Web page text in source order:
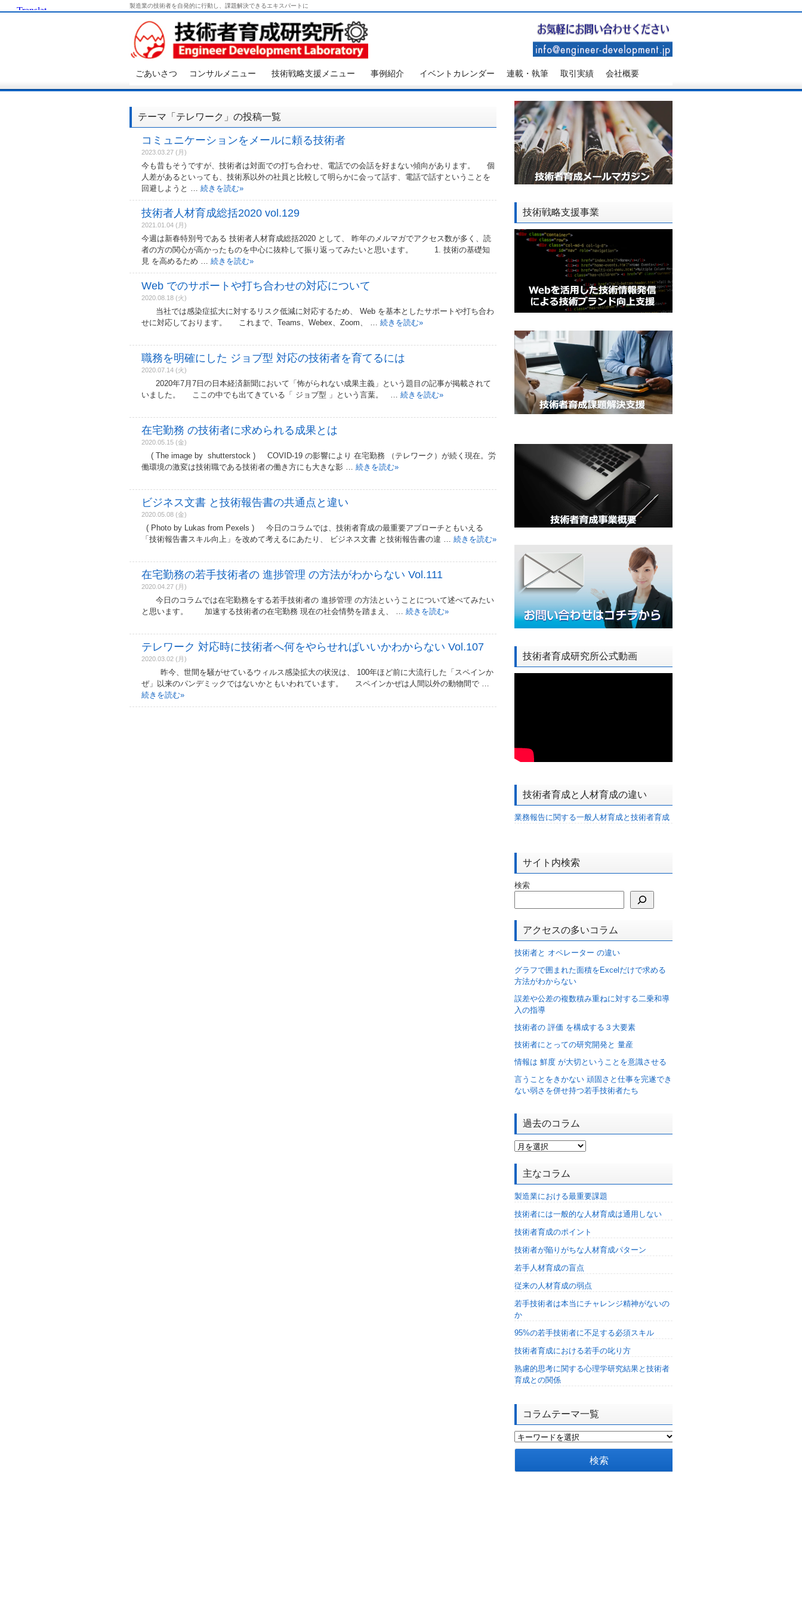
製造業の技術者を自発的に行動し、課題解決できるエキスパートに
ごあいさつ コンサルメニュー 技術戦略支援メニュー 事例紹介 イベントカレンダー 連載・執筆 取引実績 会社概要
テーマ「テレワーク」の投稿一覧
コミュニケーションをメールに頼る技術者
2023.03.27 (月)
今も昔もそうですが、技術者は対面での打ち合わせ、電話での会話を好まない傾向があります。 個
人差があるといっても、技術系以外の社員と比較して明らかに会って話す、電話で話すということを
回避しようと … 続きを読む»
技術者人材育成総括2020 vol.129
2021.01.04 (月)
今週は新春特別号である 技術者人材育成総括2020 として、 昨年のメルマガでアクセス数が多く、読
者の方の関心が高かったものを中心に抜粋して振り返ってみたいと思います。 1. 技術の基礎知
見 を高めるため … 続きを読む»
Web でのサポートや打ち合わせの対応について
2020.08.18 (火)
当社では感染症拡大に対するリスク低減に対応するため、 Web を基本としたサポートや打ち合わ
せに対応しております。 これまで、Teams、Webex、Zoom、 … 続きを読む»
職務を明確にした ジョブ型 対応の技術者を育てるには
2020.07.14 (火)
2020年7月7日の日本経済新聞において「怖がられない成果主義」という題目の記事が掲載されて
いました。 ここの中でも出てきている「 ジョブ型 」という言葉。 … 続きを読む»
在宅勤務 の技術者に求められる成果とは
2020.05.15 (金)
( The image by shutterstock ) COVID-19 の影響により 在宅勤務 （テレワーク）が続く現在。労
働環境の激変は技術職である技術者の働き方にも大きな影 … 続きを読む»
ビジネス文書 と技術報告書の共通点と違い
2020.05.08 (金)
( Photo by Lukas from Pexels ) 今日のコラムでは、技術者育成の最重要アプローチともいえる
「技術報告書スキル向上」を改めて考えるにあたり、 ビジネス文書 と技術報告書の違 … 続きを読む»
在宅勤務の若手技術者の 進捗管理 の方法がわからない Vol.111
2020.04.27 (月)
今日のコラムでは在宅勤務をする若手技術者の 進捗管理 の方法ということについて述べてみたい
と思います。 加速する技術者の在宅勤務 現在の社会情勢を踏まえ、 … 続きを読む»
テレワーク 対応時に技術者へ何をやらせればいいかわからない Vol.107
2020.03.02 (月)
昨今、世間を騒がせているウィルス感染拡大の状況は、 100年ほど前に大流行した「スペインか
ぜ」以来のパンデミックではないかともいわれています。 スペインかぜは人間以外の動物間で …
続きを読む»
技術戦略支援事業
技術者育成研究所公式動画
技術者育成と人材育成の違い
業務報告に関する一般人材育成と技術者育成
サイト内検索
検索
アクセスの多いコラム
技術者と オペレーター の違い
グラフで囲まれた面積をExcelだけで求める
方法がわからない
誤差や公差の複数積み重ねに対する二乗和導
入の指導
技術者の 評価 を構成する３大要素
技術者にとっての研究開発と 量産
情報は 鮮度 が大切ということを意識させる
言うことをきかない 頑固さと仕事を完遂でき
ない弱さを併せ持つ若手技術者たち
過去のコラム
主なコラム
製造業における最重要課題
技術者には一般的な人材育成は通用しない
技術者育成のポイント
技術者が陥りがちな人材育成パターン
若手人材育成の盲点
従来の人材育成の弱点
若手技術者は本当にチャレンジ精神がないの
か
95%の若手技術者に不足する必須スキル
技術者育成における若手の叱り方
熟慮的思考に関する心理学研究結果と技術者
育成との関係
コラムテーマ一覧